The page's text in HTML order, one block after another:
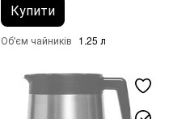
Купити
Об'єм чайників 1.25 л